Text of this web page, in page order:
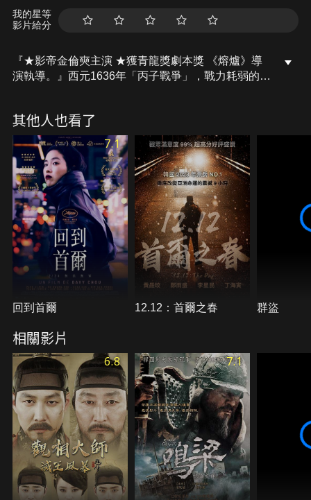
我的星等
影片給分
『★影帝金倫奭主演 ★獲青龍獎劇本獎 《熔爐》導
演執導。』西元1636年「丙子戰爭」，戰力耗弱的仁
爭。國家的命運被關在了孤立無援的南漢山城中，背
負著國家存亡的仁祖大王，到底要怎麼做才能拯救人
民，這次他必須在親情與大義之間，做出攸關性命與
國家未來的重大決策……
其他人也看了
7.1
回到首爾 12.12：首爾之春 群盜
相關影片
6.8 7.1